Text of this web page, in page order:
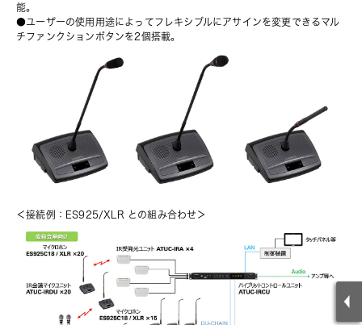
能。
●ユーザーの使用用途によってフレキシブルにアサインを変更できるマル
チファンクションボタンを2個搭載。
＜接続例：ES925/XLR との組み合わせ＞